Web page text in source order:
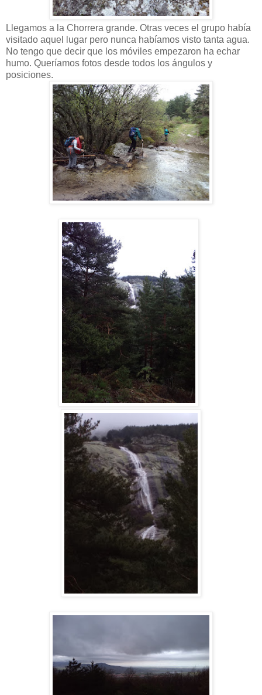
Llegamos a la Chorrera grande. Otras veces el grupo había
visitado aquel lugar pero nunca habíamos visto tanta agua.
No tengo que decir que los móviles empezaron ha echar
humo. Queríamos fotos desde todos los ángulos y
posiciones.